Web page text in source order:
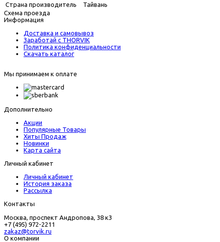
Страна производитель
Тайвань
Схема проезда
Информация
Доставка и самовывоз
Заработай с THORVIK
Политика конфиденциальности
Скачать каталог
Мы принимаем к оплате
Дополнительно
Акции
Популярные Товары
Хиты Продаж
Новинки
Карта сайта
Личный кабинет
Личный кабинет
История заказа
Рассылка
Контакты
Москва, проспект Андропова, 38 к3
+7 (495) 972-2211
zakaz@torvik.ru
О компании